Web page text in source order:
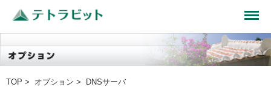
TOP > オプション > DNSサーバ